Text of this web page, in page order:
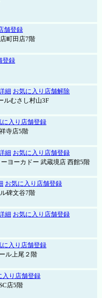
舗登録
町田店7階
登録
細 お気に入り店舗解除
ルむさし村山3F
に入り店舗登録
寺店5階
細 お気に入り店舗登録
ヨーカドー 武蔵境店 西館5階
お気に入り店舗登録
碑文谷7階
細 お気に入り店舗登録
に入り店舗登録
ル上尾２階
入り店舗登録
店5階